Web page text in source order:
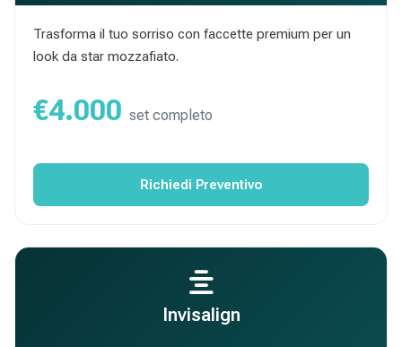
Trasforma il tuo sorriso con faccette premium per un
look da star mozzafiato.
€4.000 set completo
Richiedi Preventivo
Invisalign